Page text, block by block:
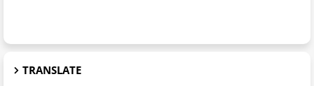
TRANSLATE